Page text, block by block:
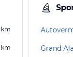
km
km Grand